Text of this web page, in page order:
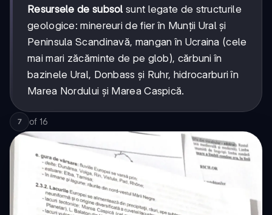
Resursele de subsol sunt legate de structurile
geologice: minereuri de fier în Munții Ural și
Peninsula Scandinavă, mangan în Ucraina (cele
mai mari zăcăminte de pe glob), cărbuni în
bazinele Ural, Donbass și Ruhr, hidrocarburi în
Marea Nordului și Marea Caspică.
7 of 16